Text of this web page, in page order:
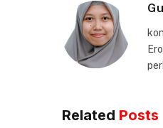
Related Posts